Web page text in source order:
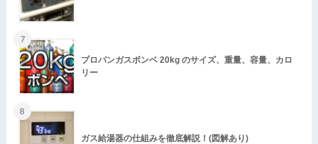
7
プロパンガスボンベ 20kg のサイズ、重量、容量、カロ
リー
8
ガス給湯器の仕組みを徹底解説！(図解あり)